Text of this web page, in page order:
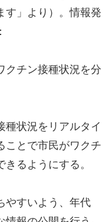
す」より）。情報発
クチン接種状況を分
種状況をリアルタイ
ことで市民がワクチ
るようにする。
やすいよう、年代